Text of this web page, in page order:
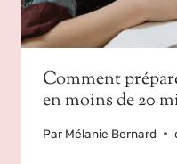
Comment
en moins de 20
Par Mélanie Bernard